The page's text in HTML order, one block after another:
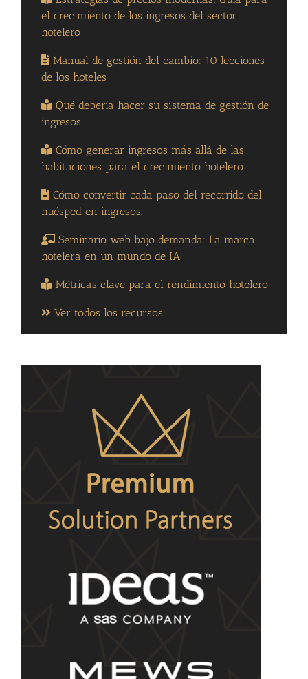
el crecimiento de los ingresos del sector
hotelero
Manual de gestión del cambio: 10 lecciones
de los hoteles
Qué debería hacer su sistema de gestión de
ingresos
Cómo generar ingresos más allá de las
habitaciones para el crecimiento hotelero
Cómo convertir cada paso del recorrido del
huésped en ingresos.
Seminario web bajo demanda: La marca
hotelera en un mundo de IA
Métricas clave para el rendimiento hotelero
Ver todos los recursos